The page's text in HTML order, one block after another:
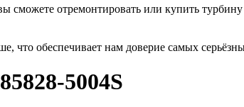
отремонтировать или купить
что обеспечивает нам доверие самых
5004S